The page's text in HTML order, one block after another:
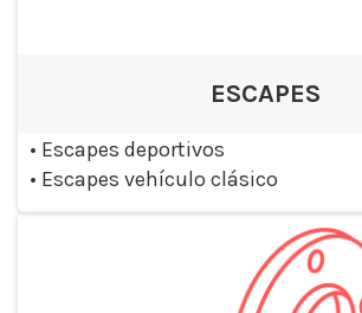
ESCAPES
• Escapes deportivos
• Escapes vehículo clásico